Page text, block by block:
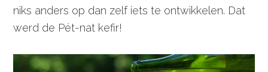
niks anders op dan zelf iets te ontwikkelen. Dat
werd de Pét-nat kefir!